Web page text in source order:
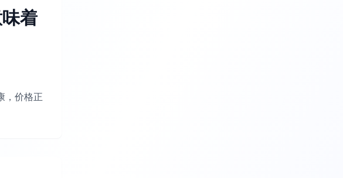
着
，价格正